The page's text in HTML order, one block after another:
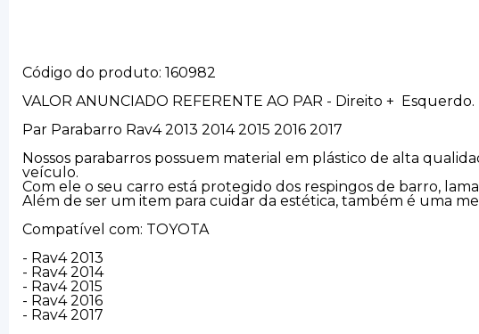
Código do produto: 160982
VALOR ANUNCIADO REFERENTE AO PAR - Direito + Esquerdo.
Par Parabarro Rav4 2013 2014 2015 2016 2017
Nossos parabarros possuem material em plástico de alta
veículo.
Com ele o seu carro está protegido dos respingos de barro,
Além de ser um item para cuidar da estética, também é uma
Compatível com: TOYOTA
- Rav4 2013
- Rav4 2014
- Rav4 2015
- Rav4 2016
- Rav4 2017